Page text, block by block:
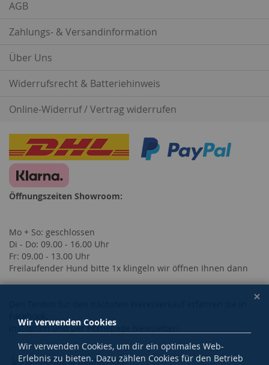
AGB
Zahlungs- & Versandinformation
Über Uns
Widerrufsrecht & Batteriehinweis
Online-Widerruf / Vertrag widerrufen
Öffnungszeiten Showroom:
Mo + So: geschlossen
Di - Do: 09.00 - 16.00 Uhr
Fr: 09.00 - 13.00 Uhr
Freilaufender Hund bitte 1x klingeln wir öffnen Ihnen dann
Facebook,
Instagram und per Homepage Newsletter!
Wir verwenden Cookies
Wir verwenden Cookies, um dir ein optimales Web-
Erlebnis zu bieten. Dazu zählen Cookies für den Betrieb